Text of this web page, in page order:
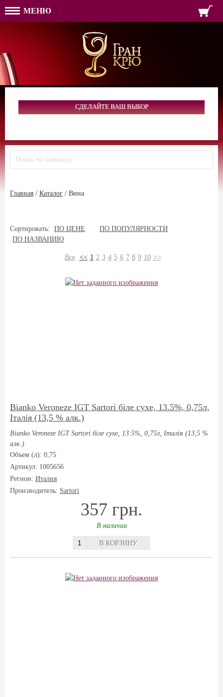
МЕНЮ
ПАРОЛЬ
ВОЙТИ
ФОРМА ОБРАТНОЙ
ТЕЛЕФОН:
ИМЯ
ПАРОЛЬ
РЕГИСТРАЦИЯ
СДЕЛАЙТЕ ВАШ ВЫБОР
Главная / Каталог / Вина
Сортировать: ПО ЦЕНЕ
ПО ПОПУЛЯРНОСТИ
ПО НАЗВАНИЮ
Все << 1 2 3 4 5 6 7 8 9 10 >>
Bianko Veroneze IGT Sartori біле сухе, 13.5%, 0,75л,
Італія (13,5 % алк.)
Bianko Veroneze IGT Sartori біле сухе, 13.5%, 0,75л, Італія (13,5 %
алк.)
Объем (л): 0,75
Артикул: 1005656
Регион: Италия
Производитель: Sartori
357 грн.
В наличии
В КОРЗИНУ